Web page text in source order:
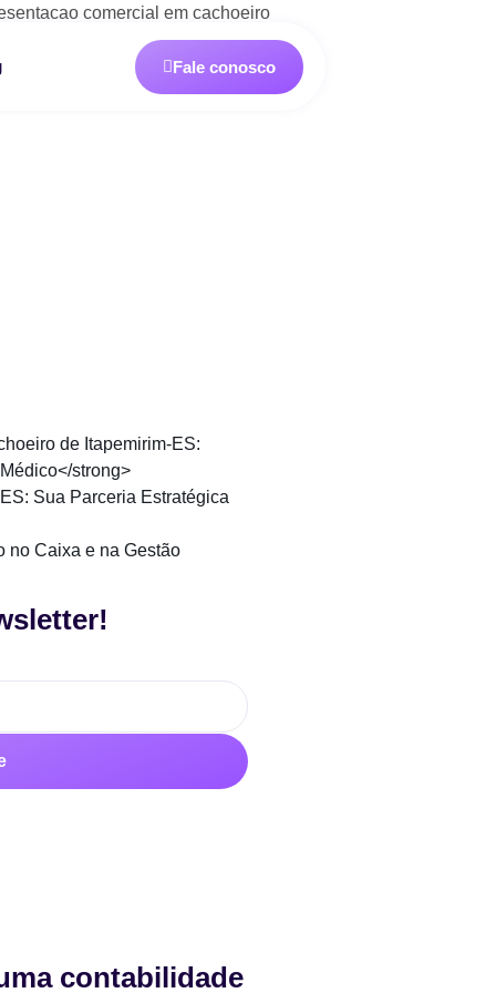
Fale conosco
de Itapemirim-ES:
strong>
Sua Parceria Estratégica
no Caixa e na Gestão
contabilidade